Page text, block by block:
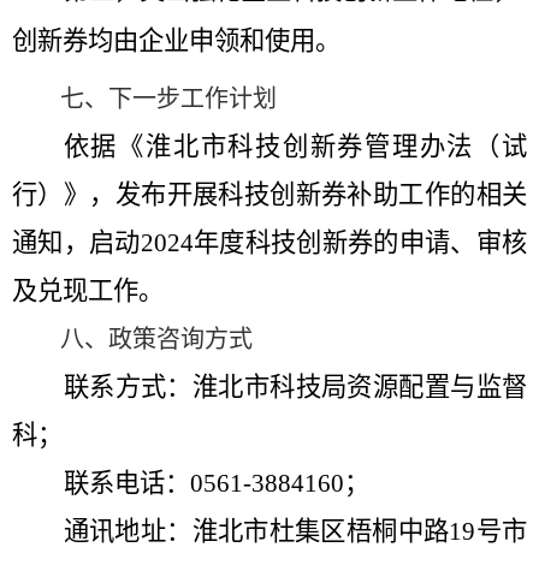
创新券均由企业申领和使用。
七、下一步工作计划
依据《淮北市科技创新券管理办法（试
行）》，发布开展科技创新券补助工作的相关
通知 ，启动2024年度科技创新券的申请、审核
及兑现工作。
八、政策咨询方式
联系方式：淮北市科技局资源配置与监督
科；
联系电话： 0561-3884160；
通讯地址： 淮北市杜集区梧桐中路19号市